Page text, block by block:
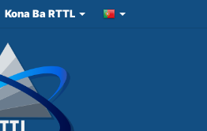
Kona Ba RTTL